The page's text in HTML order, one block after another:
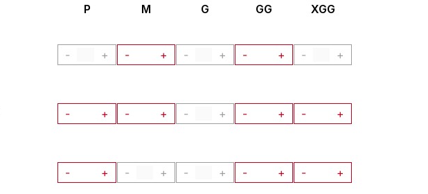
P M G GG XGG
- + - + - + - + - +
- + - + - + - + - +
- + - + - + - + - +